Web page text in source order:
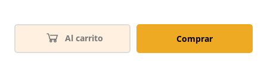
Al carrito Comprar